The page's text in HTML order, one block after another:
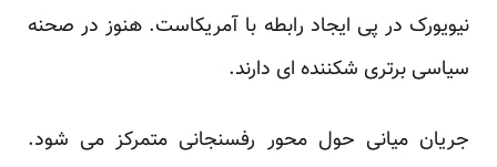
نیویورک در پی ایجاد رابطه با آمریکاست. هنوز در صحنه
سیاسی برتری شکننده ای دارند.
جریان میانی حول محور رفسنجانی متمرکز می شود.